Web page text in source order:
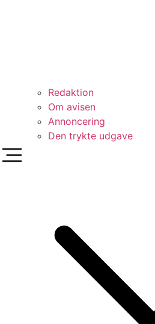
Redaktion
Om avisen
Annoncering
Den trykte udgave